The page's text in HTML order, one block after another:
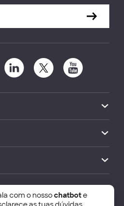
School of Economics and
com o nossochatbote